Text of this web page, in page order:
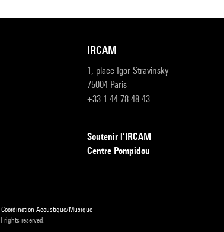
IRCAM
1, place Igor-Stravinsky
75004 Paris
+33 1 44 78 48 43
Soutenir l’IRCAM
Centre Pompidou
Acoustique/Musique
rights reserved.